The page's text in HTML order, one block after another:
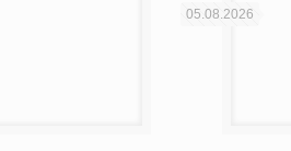
05.08.2026